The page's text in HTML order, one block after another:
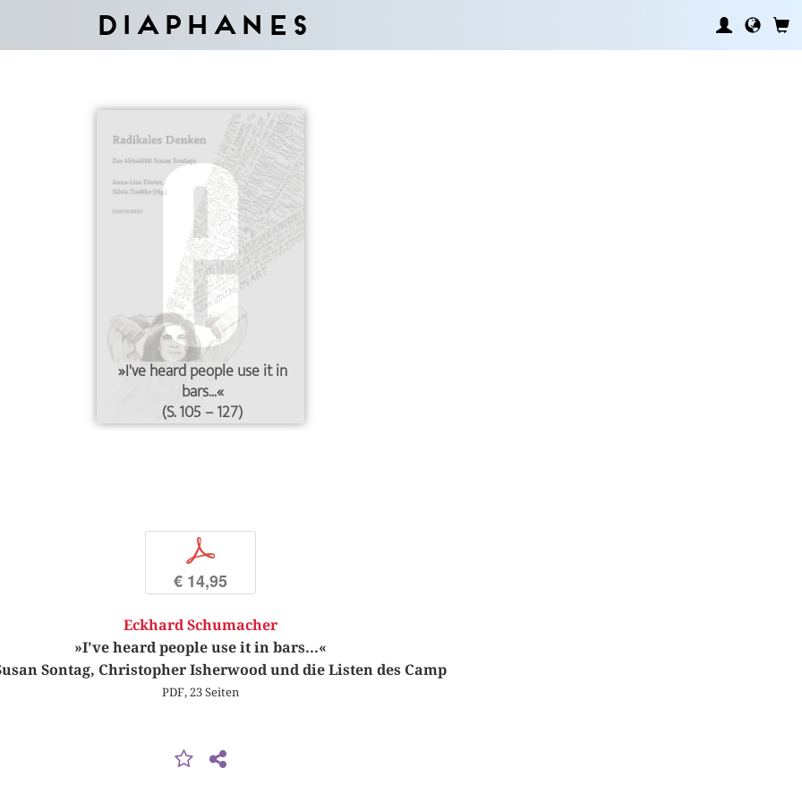
Diaphanes
»I've heard people use it in
bars...«
(S. 105 – 127)
p
€ 14,95
Eckhard Schumacher
»I've heard people use it in bars...«
Sontag, Christopher Isherwood und die Listen des Camp
PDF, 23 Seiten